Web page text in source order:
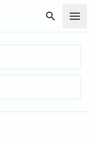
search